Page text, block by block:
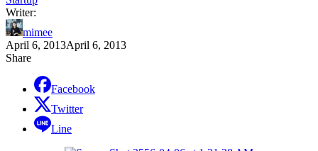
Writer:
mimee
April 6, 2013April 6, 2013
Share
Facebook
Twitter
Line